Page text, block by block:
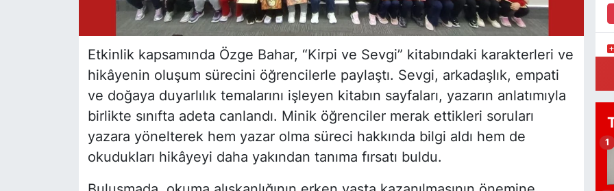
Etkinlik kapsamında Özge Bahar, “Kirpi ve Sevgi” kitabındaki karakterleri ve
hikâyenin oluşum sürecini öğrencilerle paylaştı. Sevgi, arkadaşlık, empati
ve doğaya duyarlılık temalarını işleyen kitabın sayfaları, yazarın anlatımıyla
birlikte sınıfta adeta canlandı. Minik öğrenciler merak ettikleri soruları
yazara yönelterek hem yazar olma süreci hakkında bilgi aldı hem de
okudukları hikâyeyi daha yakından tanıma fırsatı buldu.
1